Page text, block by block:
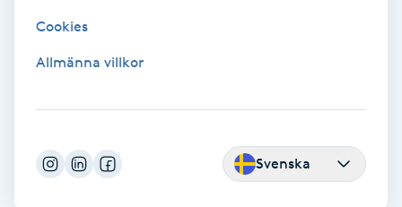
Käkledsbehandling
Laserbehandling
Cookies
Allmänna villkor
Svenska